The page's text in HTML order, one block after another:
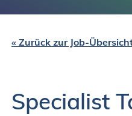
« Zurück zur Job-
Specialist